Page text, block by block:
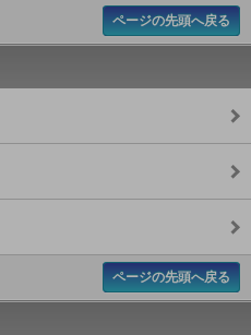
ページの先頭へ戻る
ページの先頭へ戻る